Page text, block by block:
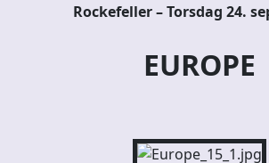
Rockefeller – Torsdag 24.
EUROPE